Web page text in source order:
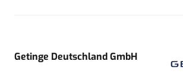
Getinge Deutschland GmbH